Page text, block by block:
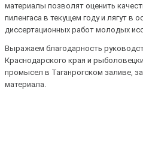
материалы позволят оценить
пиленгаса в текущем году и лягут в
диссертационных работ молодых
Выражаем благодарность
Краснодарского края и
промысел в Таганрогском заливе,
материала.